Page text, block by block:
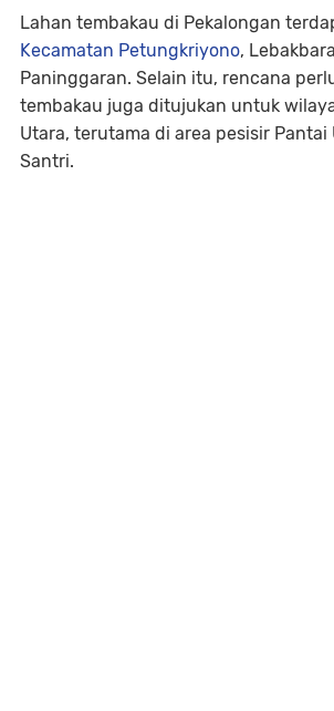
Lahan tembakau di Pekalongan
Kecamatan Petungkriyono,
Paninggaran. Selain itu, rencana
tembakau juga ditujukan untuk
Utara, terutama di area pesisir Pantai
Santri.